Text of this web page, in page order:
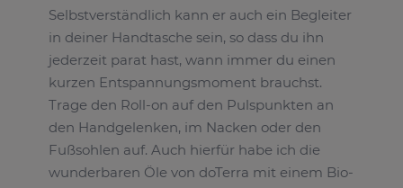
Selbstverständlich kann er auch ein Begleiter
in deiner Handtasche sein, so dass du ihn
jederzeit parat hast, wann immer du einen
kurzen Entspannungsmoment brauchst.
Trage den Roll-on auf den Pulspunkten an
den Handgelenken, im Nacken oder den
Fußsohlen auf. Auch hierfür habe ich die
wunderbaren Öle von doTerra mit einem Bio-